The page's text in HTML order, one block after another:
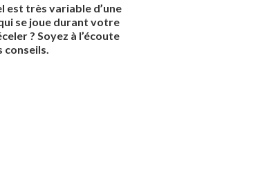
est très variable d’une
se joue durant votre
? Soyez à l’écoute
conseils.